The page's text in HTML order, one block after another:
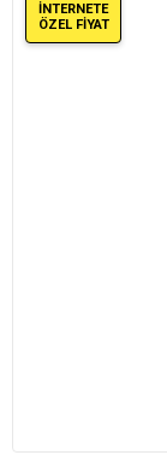
İNTERNETE
ÖZEL FİYAT